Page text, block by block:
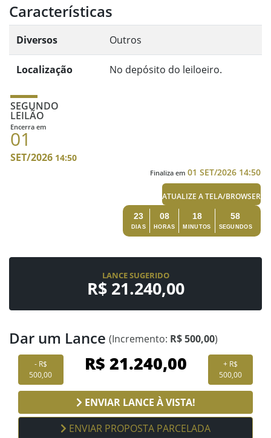
Características
Diversos Outros
Localização No depósito do leiloeiro.
SEGUNDO
LEILÃO
Encerra em
01
SET/2026 14:50
Finaliza em 01 SET/2026 14:50
ATUALIZE A TELA/BROWSER
23
DIAS
08
HORAS
18
MINUTOS
57
SEGUNDOS
LANCE SUGERIDO
R$ 21.240,00
Dar um Lance (Incremento: R$ 500,00)
- R$
500,00
+ R$
500,00
ENVIAR LANCE À VISTA!
ENVIAR PROPOSTA PARCELADA